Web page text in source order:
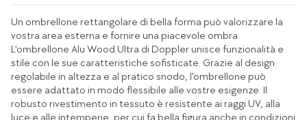
Un ombrellone rettangolare di bella forma può valorizzare la
vostra area esterna e fornire una piacevole ombra.
L'ombrellone Alu Wood Ultra di Doppler unisce funzionalità e
stile con le sue caratteristiche sofisticate. Grazie al design
regolabile in altezza e al pratico snodo, l'ombrellone può
essere adattato in modo flessibile alle vostre esigenze. Il
robusto rivestimento in tessuto è resistente ai raggi UV, alla